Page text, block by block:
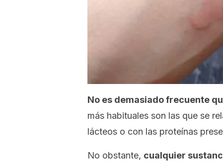
No es demasiado frecuente
más habituales son las que se
lácteos o con las proteínas
No obstante, cualquier